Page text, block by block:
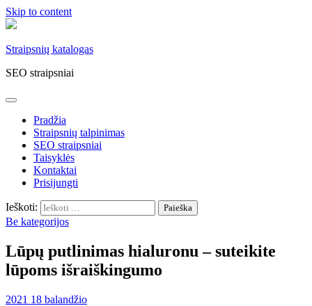
Skip to content
Straipsnių katalogas
SEO straipsniai
Pradžia
Straipsnių talpinimas
SEO straipsniai
Taisyklės
Kontaktai
Prisijungti
Ieškoti:
Be kategorijos
Lūpų putlinimas hialuronu – suteikite
lūpoms išraiškingumo
2021 18 balandžio